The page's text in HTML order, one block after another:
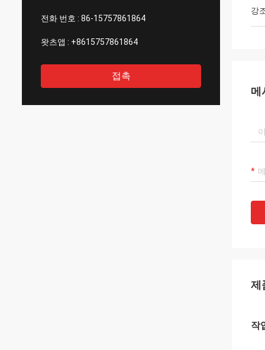
전화 번호 : 86-15757861864
왓츠앱 : +8615757861864
접촉
강
메
제
작